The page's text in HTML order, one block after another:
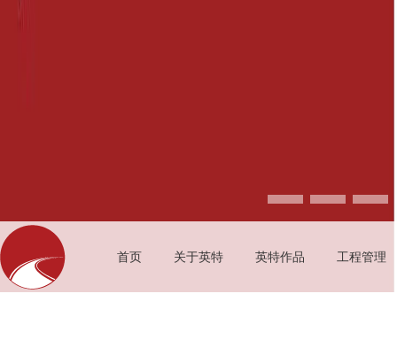
首页 关于英特 英特作品 工程管理